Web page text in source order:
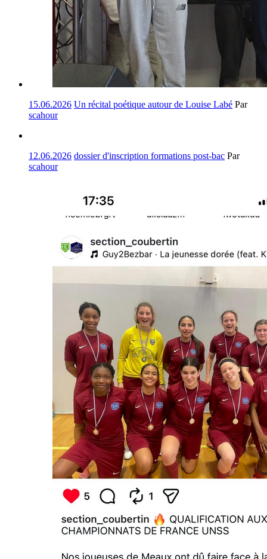
15.06.2026 Un récital poétique autour de Louise Labé Par
scahour
12.06.2026 dossier d'inscription formations post-bac Par
scahour